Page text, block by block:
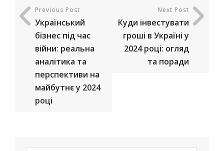
Previous Post
Український
бізнес під час
війни: реальна
аналітика та
перспективи на
майбутнє у 2024
році
Next Post
Куди інвестувати
гроші в Україні у
2024 році: огляд
та поради